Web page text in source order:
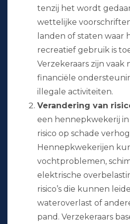
tenzij het wordt
wettelijke
landen of staten waar
recreatief gebruik is
Verzekeraars zijn vaak
financiële
illegale activiteiten.
Verandering van
een hennepkwekerij
risico op schade
Hennepkwekerijen
vochtproblemen,
elektrische
risico’s die kunnen
wateroverlast of
pand. Verzekeraars